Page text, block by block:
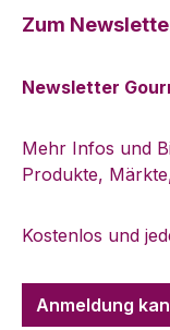
Zum
Newsletter
Mehr Infos und
Produkte,
Kostenlos und
Anmeldung